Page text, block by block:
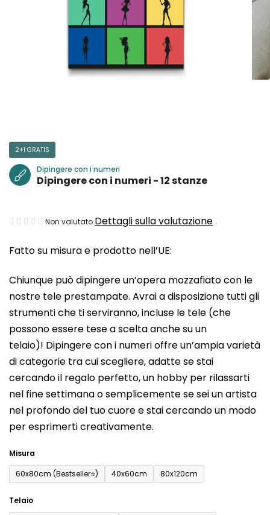
Fatto su misura e prodotto nell’UE:
Chiunque può dipingere un’opera mozzafiato con le
nostre tele prestampate. Avrai a disposizione tutti gli
strumenti che ti serviranno, incluse le tele (che
possono essere tese a scelta anche su un
telaio)! Dipingere con i numeri offre un’ampia varietà
di categorie tra cui scegliere, adatte se stai
cercando il regalo perfetto, un hobby per rilassarti
nel fine settimana o semplicemente se sei un artista
nel profondo del tuo cuore e stai cercando un modo
per esprimerti creativamente.
Misura
60x80cm (Bestseller⭐)
40x60cm 80x120cm
Telaio
2+1 GRATIS
Dipingere con i numeri
Dipingere con i numeri - 12 stanze
La
media
prodotto
è
0,0
su
5
stelle.
Non valutato Dettagli sulla valutazione